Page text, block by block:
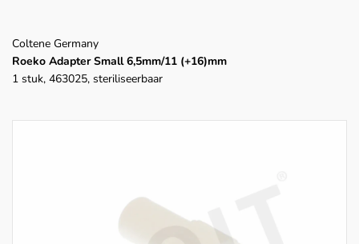
Coltene Germany
Roeko Adapter Small 6,5mm/11 (+16)mm
1 stuk, 463025, steriliseerbaar